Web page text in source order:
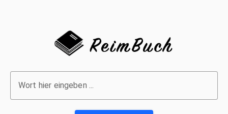
Wort hier eingeben ...